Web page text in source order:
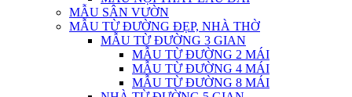
MẪU SÂN VƯỜN
MẪU TỪ ĐƯỜNG ĐẸP, NHÀ THỜ
MẪU TỪ ĐƯỜNG 3 GIAN
MẪU TỪ ĐƯỜNG 2 MÁI
MẪU TỪ ĐƯỜNG 4 MÁI
MẪU TỪ ĐƯỜNG 8 MÁI